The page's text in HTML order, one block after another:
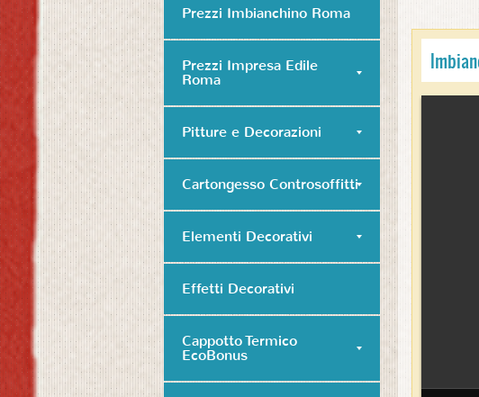
Prezzi Imbianchino Roma
Prezzi Impresa Edile
Roma
Pitture e Decorazioni
Cartongesso Controsoffitti
Elementi Decorativi
Effetti Decorativi
Cappotto Termico
EcoBonus